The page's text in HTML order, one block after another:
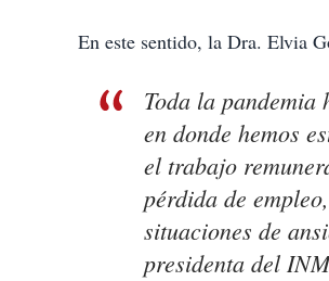
En este sentido, la Dra. Elvia
Toda la pandemia
en donde hemos
el trabajo
pérdida de
situaciones de
presidenta del